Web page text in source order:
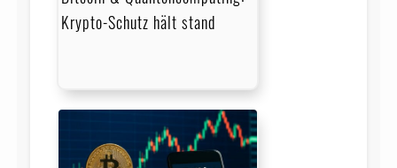
Krypto-Schutz hält stand